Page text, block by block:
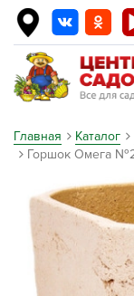
Главная Каталог
Горшок Омега №2